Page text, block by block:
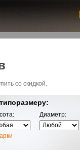
со скидкой.
Диаметр: